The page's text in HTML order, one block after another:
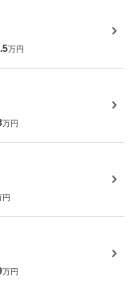
万円
万円
円
万円